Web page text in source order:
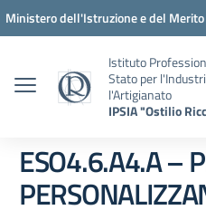
Vai ai contenuti
Vai al menu di navigazione
Vai al footer
Ministero dell'Istruzione e del Merito
Istituto
Stato per
l'Artigianato
IPSIA "Ostilio
ESO4.6.A4.A –